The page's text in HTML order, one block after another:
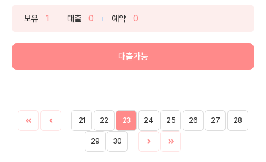
보유 1 대출 0 예약 0
대출가능
21 22 23 24 25 26 27 28
29 30